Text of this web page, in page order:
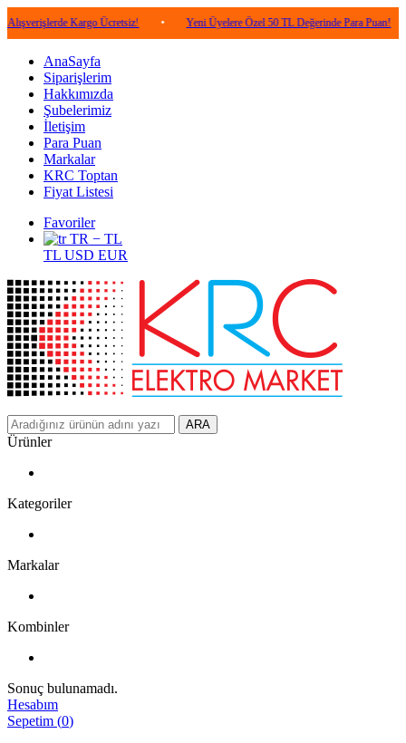
Kargo Ücretsiz! • Yeni Üyelere Özel 50 TL Değerinde Para Puan! •
AnaSayfa
Siparişlerim
Hakkımızda
Şubelerimiz
İletişim
Para Puan
Markalar
KRC Toptan
Fiyat Listesi
Favoriler
TR − TL
TL USD EUR
ARA
Ürünler
Kategoriler
Markalar
Kombinler
Sonuç bulunamadı.
Hesabım
Sepetim (0)